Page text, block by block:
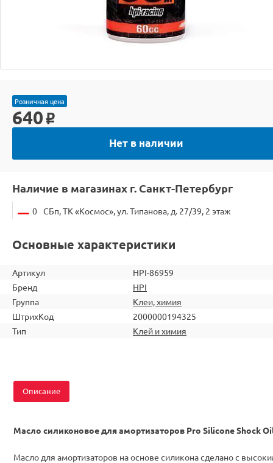
Розничная цена
640 o
Нет в наличии
Наличие в магазинах г. Санкт-Петербург
0 СБп, ТК «Космос», ул. Типанова, д. 27/39, 2 этаж
Основные характеристики
Артикул
HPI-86959
Бренд
HPI
Группа
Клеи, химия
ШтрихКод
2000000194325
Тип
Клей и химия
Описание
Масло силиконовое для амортизаторов Pro Silicone Shock
Масло для амортизаторов на основе силикона сделано с